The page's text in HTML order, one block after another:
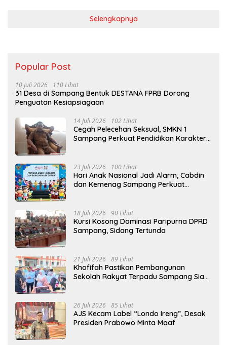
Selengkapnya
Popular Post
10 Juli 2026 110 Lihat
31 Desa di Sampang Bentuk DESTANA FPRB Dorong
Penguatan Kesiapsiagaan
14 Juli 2026 102 Lihat
Cegah Pelecehan Seksual, SMKN 1
Sampang Perkuat Pendidikan Karakter
23 Juli 2026 100 Lihat
Hari Anak Nasional Jadi Alarm, Cabdin
dan Kemenag Sampang Perkuat
18 Juli 2026 90 Lihat
Kursi Kosong Dominasi Paripurna DPRD
Sampang, Sidang Tertunda
21 Juli 2026 89 Lihat
Khofifah Pastikan Pembangunan
Sekolah Rakyat Terpadu Sampang Siap
26 Juli 2026 85 Lihat
AJS Kecam Label “Londo Ireng”, Desak
Presiden Prabowo Minta Maaf